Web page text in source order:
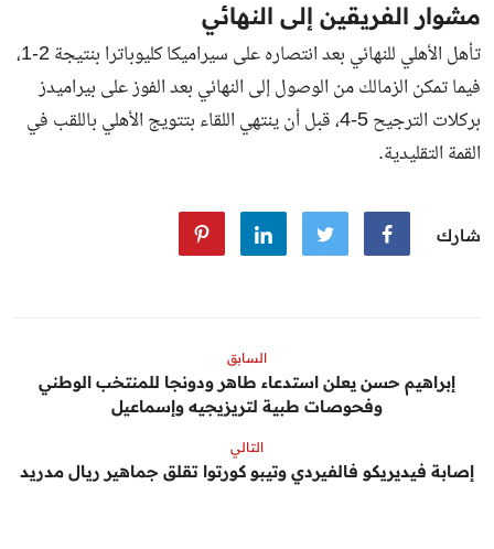
مشوار الفريقين إلى النهائي
تأهل الأهلي للنهائي بعد انتصاره على سيراميكا كليوباترا بنتيجة 2-1،
فيما تمكن الزمالك من الوصول إلى النهائي بعد الفوز على بيراميدز
بركلات الترجيح 5-4، قبل أن ينتهي اللقاء بتتويج الأهلي باللقب في
القمة التقليدية.
شارك
السابق
إبراهيم حسن يعلن استدعاء طاهر ودونجا للمنتخب الوطني
وفحوصات طبية لتريزيجيه وإسماعيل
التالي
إصابة فيديريكو فالفيردي وتيبو كورتوا تقلق جماهير ريال مدريد